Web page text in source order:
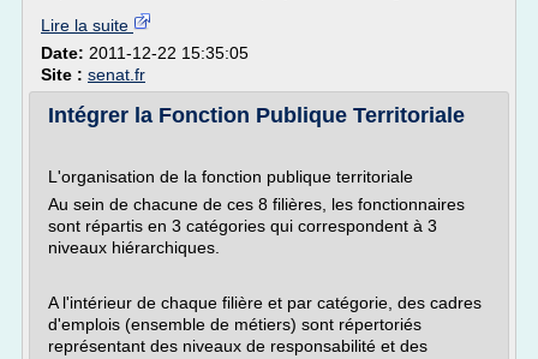
Lire la suite
Date: 2011-12-22 15:35:05
Site : senat.fr
Intégrer la Fonction Publique Territoriale
L'organisation de la fonction publique territoriale
Au sein de chacune de ces 8 filières, les fonctionnaires
sont répartis en 3 catégories qui correspondent à 3
niveaux hiérarchiques.
A l'intérieur de chaque filière et par catégorie, des cadres
d'emplois (ensemble de métiers) sont répertoriés
représentant des niveaux de responsabilité et des